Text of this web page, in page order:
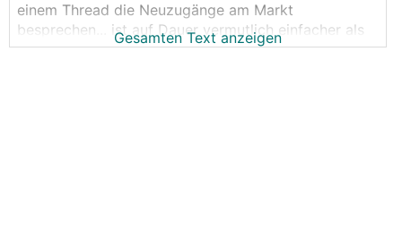
einem Thread die Neuzugänge am Markt
besprechen... ist auf Dauer vermutlich einfacher als
für jedes interessante Modell einen eigenen Thread.
Gesamten Text anzeigen